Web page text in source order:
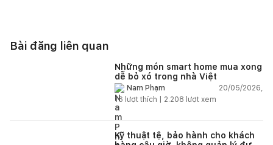
Bài đăng liên quan
Những món smart home mua xong
dễ bỏ xó trong nhà Việt
Nam Phạm
20/05/2026,
16 lượt thích | 2.208 lượt xem
Kỹ thuật tệ, bảo hành cho khách